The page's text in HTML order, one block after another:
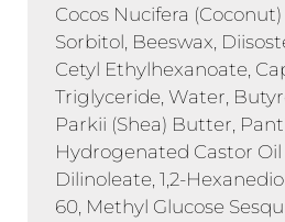
Cocos Nucifera
Sorbitol, Beeswax,
Cetyl Ethylhexanoate,
Triglyceride, Water,
Parkii (Shea) Butter,
Hydrogenated Castor
Dilinoleate, 1,2-
60, Methyl Glucose